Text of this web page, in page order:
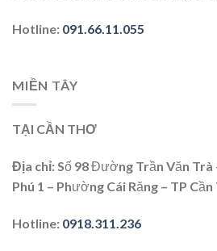
Hotline: 091.66.11.055
MIỀN TÂY
TẠI CẦN THƠ
Địa chỉ: Số 98 Đường Trần Văn
Phú 1 – Phường Cái Răng – TP
Hotline: 0918.311.236